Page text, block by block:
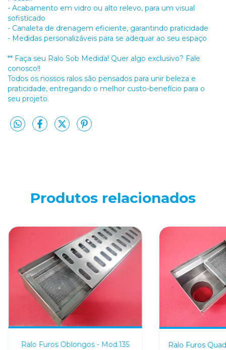
- Acabamento em vidro ou alto relevo, para um visual
sofisticado
- Canaleta de drenagem eficiente, garantindo praticidade
- Medidas personalizáveis para se adequar ao seu espaço
** Faça seu Ralo Sob Medida! Quer algo exclusivo? Fale
conosco!!
Todos os nossos ralos são pensados para unir beleza e
praticidade, entregando o melhor custo-benefício para o
seu projeto.
Produtos relacionados
Ralo Furos Oblongos - Mod.135 Ralo Furos